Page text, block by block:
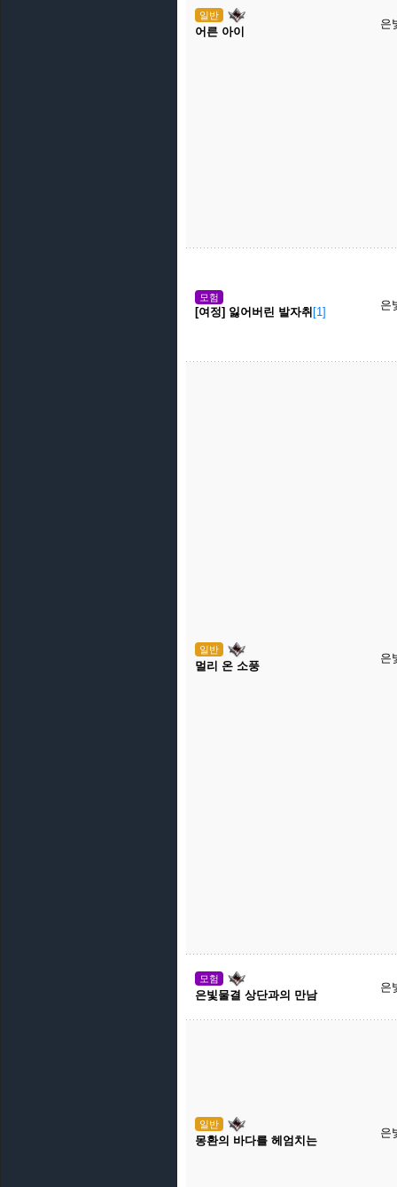
일반
어른 아이
은
모험
[여정] 잃어버린 발자취 [1]
은
일반
멀리 온 소풍
은
모험
은빛물결 상단과의 만남
은
일반
몽환의 바다를 헤엄치는
은